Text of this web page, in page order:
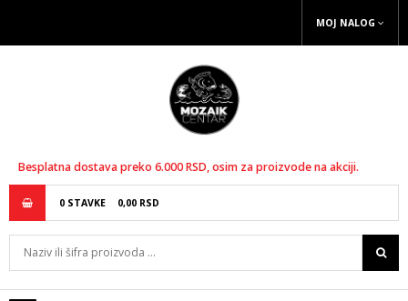
MOJ NALOG
Besplatna dostava preko 6.000 RSD, osim za proizvode na akciji.
0 STAVKE 0,00 RSD